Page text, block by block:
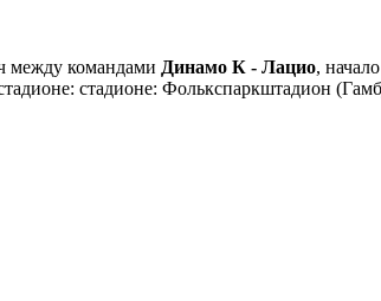
между командами Динамо К - Лацио,
стадионе: стадионе: Фолькспаркштадион